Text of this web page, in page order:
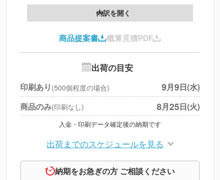
製版代
印刷代
北海道・沖縄・離島 別途
円
※上記小計は税別です
内訳を開く
商品提案書 概算見積PDF
出荷の目安
印刷あり (500個程度の場合) 9月9日(水)
商品のみ(印刷なし) 8月25日(火)
入金・印刷データ確定後の納期です
出荷までのスケジュールを見る
納期をお急ぎの方 ご相談ください